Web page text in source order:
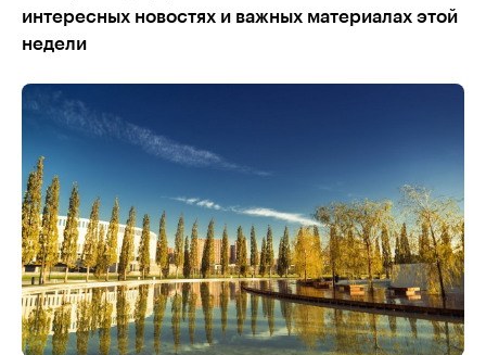
интересных новостях и важных материалах этой
недели